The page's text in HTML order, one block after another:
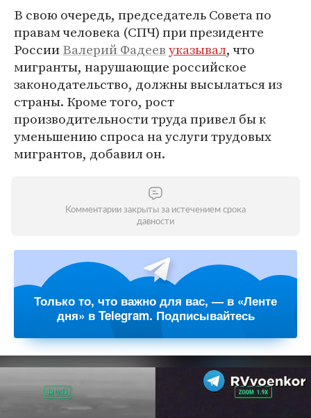
В свою очередь, председатель Совета по
правам человека (СПЧ) при президенте
РоссииВалерий Фадеевуказывал, что
мигранты, нарушающие российское
законодательство, должны высылаться из
страны. Кроме того, рост
производительности труда привел бы к
уменьшению спроса на услуги трудовых
мигрантов, добавил он.
Комментарии закрыты за истечением срока
давности
Только то, что важно для вас, — в «Ленте
дня» в Telegram. Подписывайтесь